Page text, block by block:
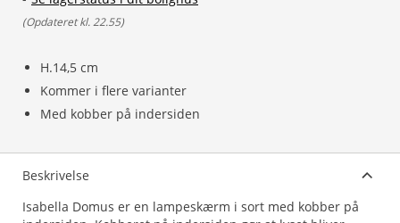
H.14,5 cm
Kommer i flere varianter
Med kobber på indersiden
(Opdateret kl. 22.55)
Beskrivelse
Isabella Domus er en lampeskærm i sort med kobber på